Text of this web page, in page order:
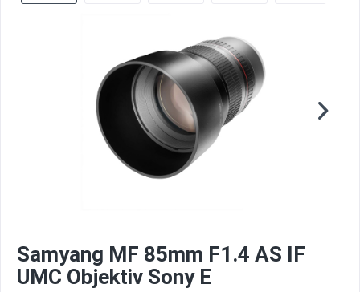
Samyang MF 85mm F1.4 AS IF
UMC Objektiv Sony E